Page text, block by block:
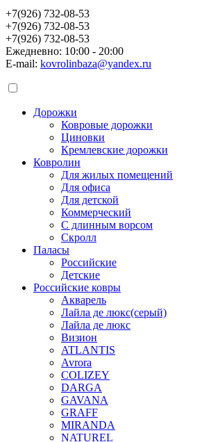
+7(926) 732-08-53
+7(926) 732-08-53
+7(926) 732-08-53
Ежедневно: 10:00 - 20:00
E-mail: kovrolinbaza@yandex.ru
Дорожки
Ковровые дорожки
Циновки
Кремлевские дорожки
Ковролин
Для жилых помещений
Для офиса
Для детской
Коммерческий
С длинным ворсом
Скролл
Паласы
Российские
Детские
Российские ковры
Акварель
Лайла де люкс(серый)
Лайла де люкс
Визион
ATLANTIS
Avrora
COLIZEY
DARGA
GAVANA
GRAFF
MIRANDA
NATUREL